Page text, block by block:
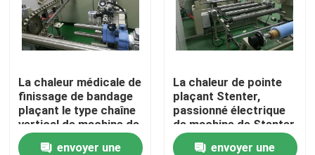
Visite d'usine
Contrôle de qualité
Contactez-nous
La chaleur médicale de
finissage de bandage
plaçant le type chaîne
vertical de machine de
Stenter
envoyer une
La chaleur de pointe
plaçant Stenter,
passionné électrique
de machine de Stenter
de tissu
envoyer une